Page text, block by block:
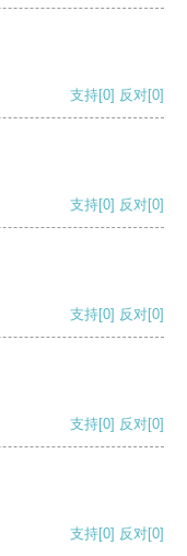
支持[0] 反对[0]
支持[0] 反对[0]
支持[0] 反对[0]
支持[0] 反对[0]
支持[0] 反对[0]